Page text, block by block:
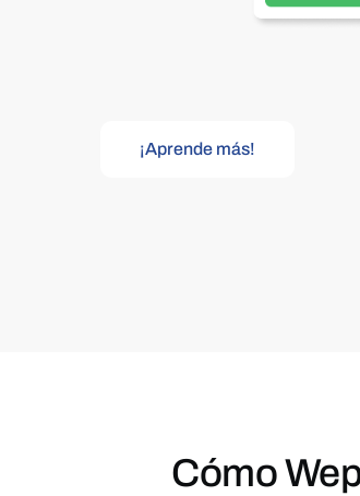
¡Aprende más!
Cómo